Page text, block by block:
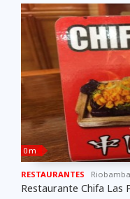
0 m
RESTAURANTES Riobamba
Restaurante Chifa Las